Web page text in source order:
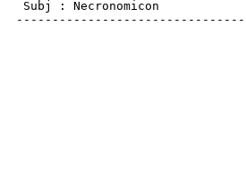
Subj : Necronomicon